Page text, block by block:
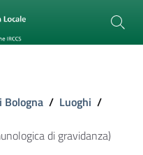
Bologna / Luoghi /
di gravidanza)